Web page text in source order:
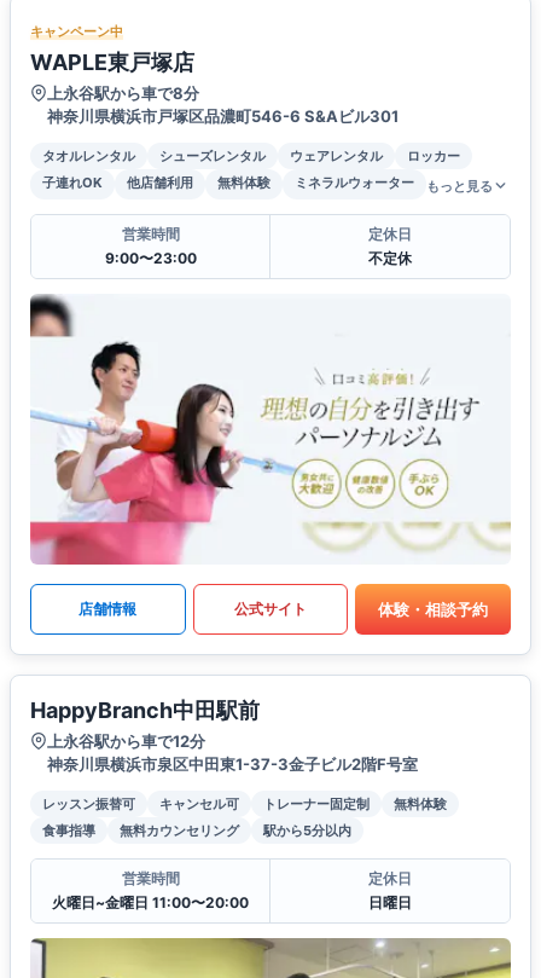
キャンペーン中
WAPLE東戸塚店
上永谷駅から車で8分
神奈川県横浜市戸塚区品濃町546-6 S&Aビル301
タオルレンタル シューズレンタル ウェアレンタル
ロッカー
子連れOK
他店舗利用 無料体験 ミネラルウォーター もっと見る
営業時間
9:00〜23:00
定休日
不定休
店舗情報 公式サイト 体験・相談予約
HappyBranch中田駅前
上永谷駅から車で12分
神奈川県横浜市泉区中田東1-37-3金子ビル2階F号室
レッスン振替可 キャンセル可 トレーナー固定制
無料体験
食事指導
無料カウンセリング 駅から5分以内
営業時間
火曜日~金曜日 11:00〜20:00
定休日
日曜日